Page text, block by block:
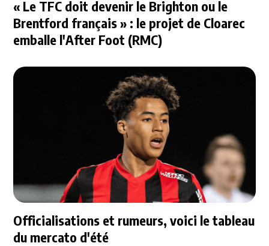
« Le TFC doit devenir le Brighton ou le
Brentford français » : le projet de Cloarec
emballe l'After Foot (RMC)
Officialisations et rumeurs, voici le tableau
du mercato d'été